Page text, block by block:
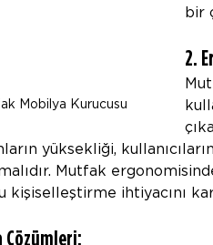
Mobilya Kurucusu
bir
2.
yüksekliği,
Mutfak
kişiselleştirme ihtiyacını
Çözümleri: